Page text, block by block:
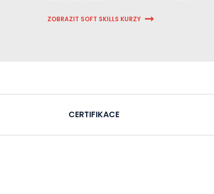
ZOBRAZIT SOFT SKILLS KURZY
CERTIFIKACE